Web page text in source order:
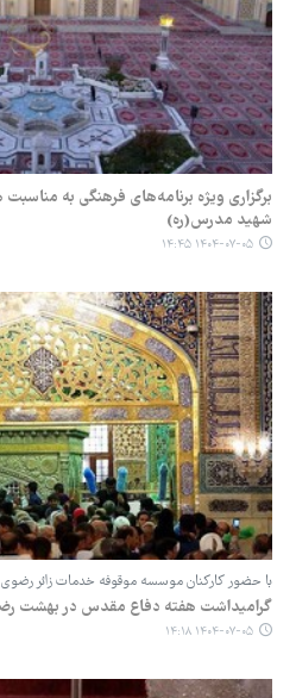
برگزاری ویژه برنامه‌های فرهنگی به
شهید مدرس(ره)
۱۴۰۴-۰۷-۰۵ ۱۴:۴۵
با حضور کارکنان موسسه موقوفه خدمات زائر
گرامیداشت هفته دفاع مقدس در بهشت
۱۴۰۴-۰۷-۰۵ ۱۴:۱۸